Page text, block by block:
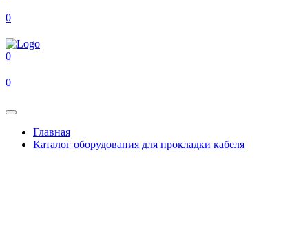
0
0
0
Главная
Каталог оборудования для прокладки кабеля